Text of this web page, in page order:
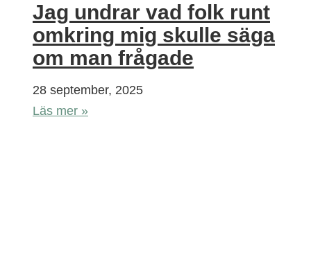
Jag undrar vad folk runt
omkring mig skulle säga
om man frågade
28 september, 2025
Läs mer »